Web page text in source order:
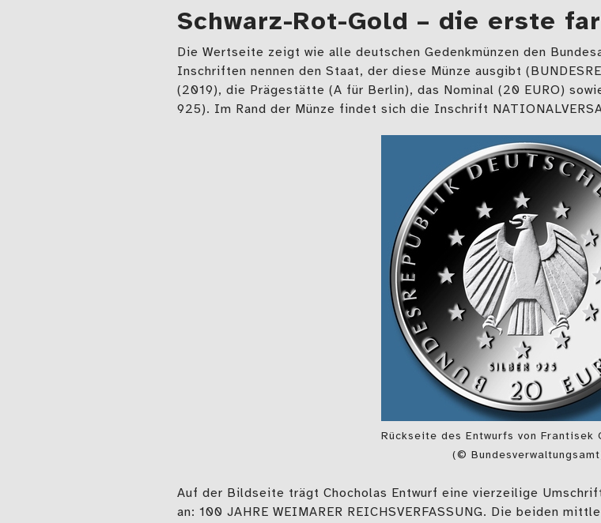
Schwarz-Rot-Gold – die erste
Die Wertseite zeigt wie alle deutschen Gedenkmünzen den
Inschriften nennen den Staat, der diese Münze ausgibt
(2019), die Prägestätte (A für Berlin), das Nominal (20 EURO)
925). Im Rand der Münze findet sich die Inschrift
Rückseite des Entwurfs von
(©
Auf der Bildseite trägt Chocholas Entwurf eine vierzeilige
an: 100 JAHRE WEIMARER REICHSVERFASSUNG. Die beiden